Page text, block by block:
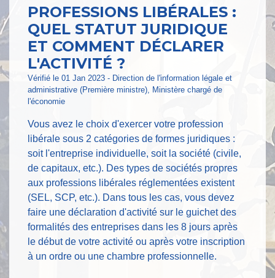
PROFESSIONS LIBÉRALES :
QUEL STATUT JURIDIQUE
ET COMMENT DÉCLARER
L'ACTIVITÉ ?
Vérifié le 01 Jan 2023 - Direction de l'information légale et
administrative (Première ministre), Ministère chargé de
l'économie
Vous avez le choix d'exercer votre profession
libérale sous 2 catégories de formes juridiques :
soit l'entreprise individuelle, soit la société (civile,
de capitaux, etc.). Des types de sociétés propres
aux professions libérales réglementées existent
(SEL, SCP, etc.). Dans tous les cas, vous devez
faire une déclaration d'activité sur le guichet des
formalités des entreprises dans les 8 jours après
le début de votre activité ou après votre inscription
à un ordre ou une chambre professionnelle.